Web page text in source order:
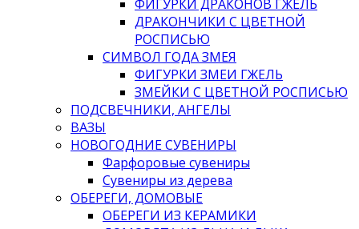
ФИГУРКИ ДРАКОНОВ ГЖЕЛЬ
ДРАКОНЧИКИ С ЦВЕТНОЙ
РОСПИСЬЮ
СИМВОЛ ГОДА ЗМЕЯ
ФИГУРКИ ЗМЕИ ГЖЕЛЬ
ЗМЕЙКИ С ЦВЕТНОЙ РОСПИСЬЮ
ПОДСВЕЧНИКИ, АНГЕЛЫ
ВАЗЫ
НОВОГОДНИЕ СУВЕНИРЫ
Фарфоровые сувениры
Сувениры из дерева
ОБЕРЕГИ, ДОМОВЫЕ
ОБЕРЕГИ ИЗ КЕРАМИКИ